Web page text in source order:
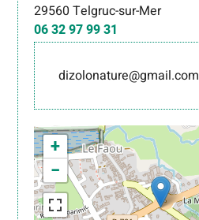
29560 Telgruc-sur-Mer
06 32 97 99 31
dizolonature@gmail.com
+
−